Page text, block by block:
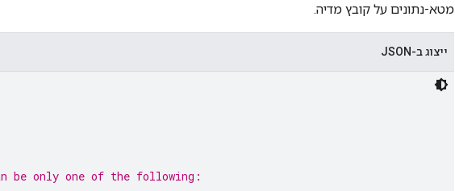
מטא-נתונים על קובץ מדיה.
ייצוג ב-JSON
be only one of the following: